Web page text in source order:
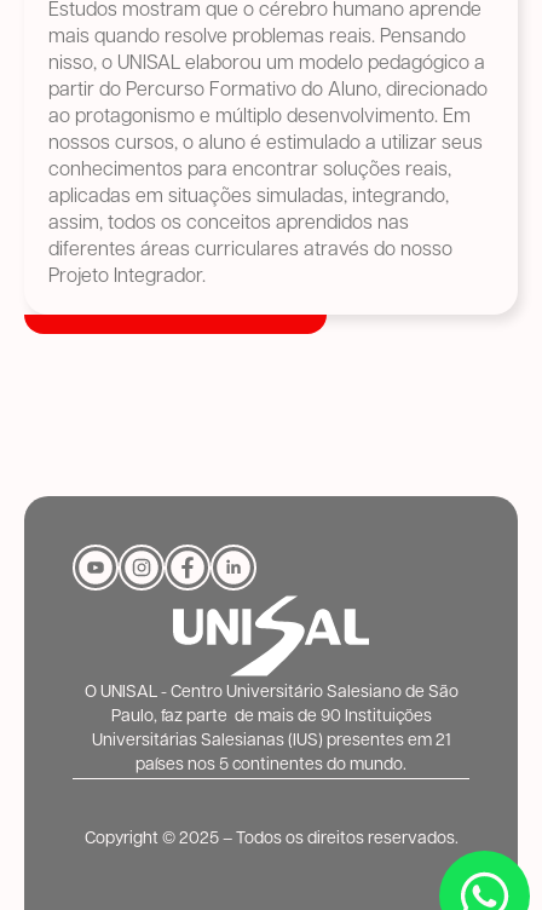
Estudos mostram que o cérebro humano aprende
mais quando resolve problemas reais. Pensando
nisso, o UNISAL elaborou um modelo pedagógico a
partir do Percurso Formativo do Aluno, direcionado
ao protagonismo e múltiplo desenvolvimento. Em
nossos cursos, o aluno é estimulado a utilizar seus
conhecimentos para encontrar soluções reais,
aplicadas em situações simuladas, integrando,
assim, todos os conceitos aprendidos nas
diferentes áreas curriculares através do nosso
Projeto Integrador.
O UNISAL - Centro Universitário Salesiano de São
Paulo, faz parte de mais de 90 Instituições
Universitárias Salesianas (IUS) presentes em 21
países nos 5 continentes do mundo.
Copyright ©️ 2025 – Todos os direitos reservados.